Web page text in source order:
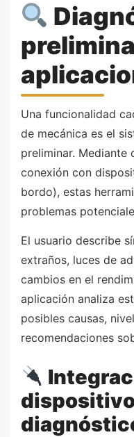
Una funcionalidad
de mecánica es el
preliminar. Mediante
conexión con
bordo), estas
problemas
El usuario describe
extraños, luces de
cambios en el
aplicación analiza
posibles causas,
recomendaciones